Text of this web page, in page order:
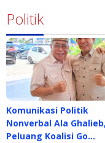
Politik
Komunikasi Politik
Nonverbal Ala Ghalieb,
Peluang Koalisi Go…